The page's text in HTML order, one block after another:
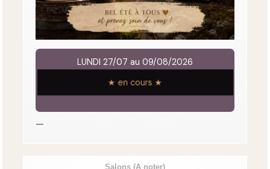
LUNDI 27/07 au 09/08/2026
★ en cours ★
—
Salons (A noter)